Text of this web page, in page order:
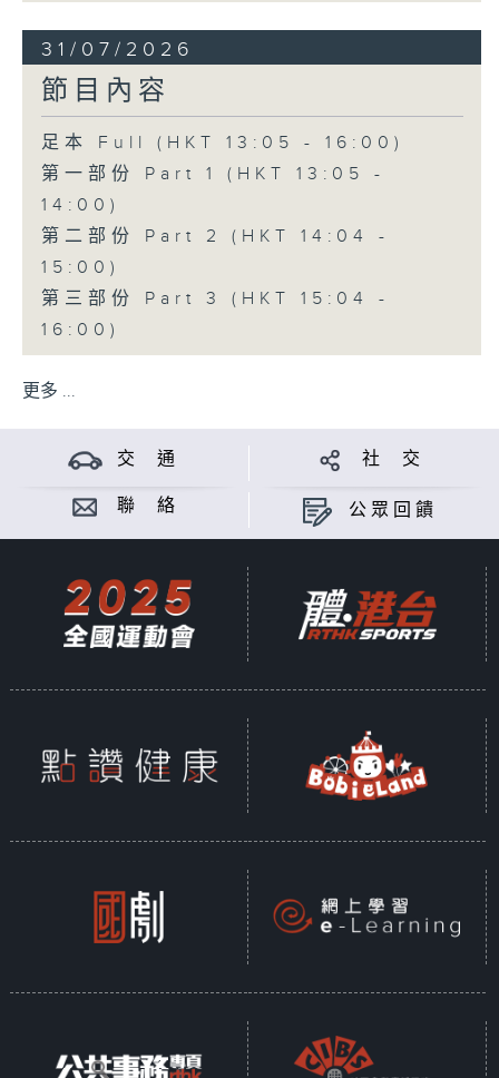
31/07/2026
節目內容
足本 Full (HKT 13:05 - 16:00)
第一部份 Part 1 (HKT 13:05 -
14:00)
第二部份 Part 2 (HKT 14:04 -
15:00)
第三部份 Part 3 (HKT 15:04 -
16:00)
更多 ...
交 通 社 交
聯 絡 公眾回饋